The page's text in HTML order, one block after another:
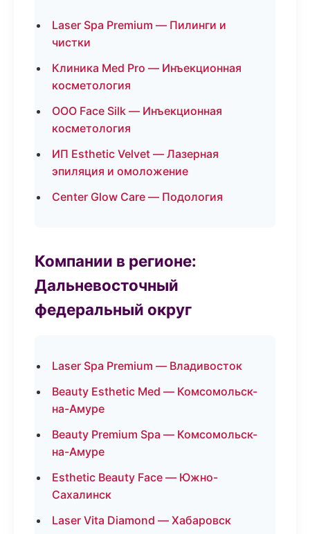
Laser Spa Premium — Пилинги и
чистки
Клиника Med Pro — Инъекционная
косметология
ООО Face Silk — Инъекционная
косметология
ИП Esthetic Velvet — Лазерная
эпиляция и омоложение
Center Glow Care — Подология
Компании в регионе:
Дальневосточный
федеральный округ
Laser Spa Premium — Владивосток
Beauty Esthetic Med — Комсомольск-
на-Амуре
Beauty Premium Spa — Комсомольск-
на-Амуре
Esthetic Beauty Face — Южно-
Сахалинск
Laser Vita Diamond — Хабаровск